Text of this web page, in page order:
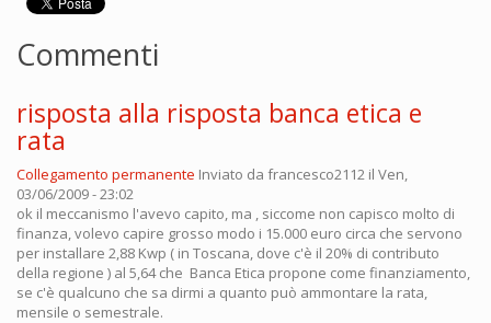
Commenti
risposta alla risposta banca etica e
rata
Collegamento permanente Inviato da francesco2112 il Ven,
03/06/2009 - 23:02
ok il meccanismo l'avevo capito, ma , siccome non capisco molto di
finanza, volevo capire grosso modo i 15.000 euro circa che servono
per installare 2,88 Kwp ( in Toscana, dove c'è il 20% di contributo
della regione ) al 5,64 che Banca Etica propone come finanziamento,
se c'è qualcuno che sa dirmi a quanto può ammontare la rata,
mensile o semestrale.